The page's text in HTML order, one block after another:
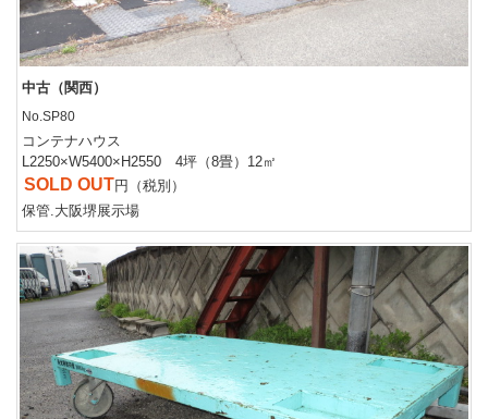
中古（関西）
No.SP80
コンテナハウス
L2250×W5400×H2550 4坪（8畳）12㎡
SOLD OUT円（税別）
保管.大阪堺展示場